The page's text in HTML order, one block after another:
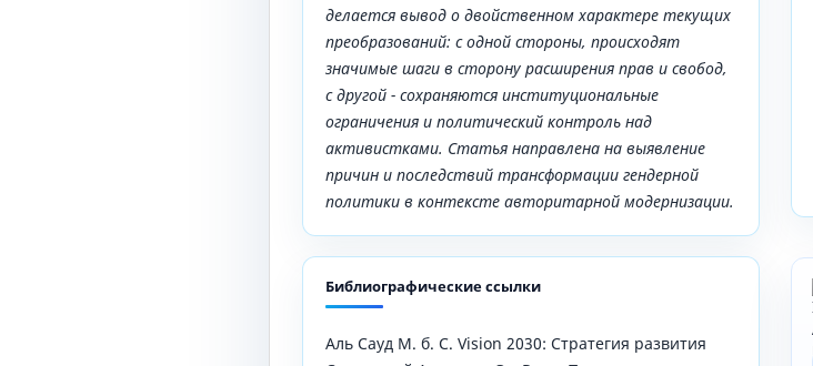
делается вывод о двойственном характере текущих
преобразований: с одной стороны, происходят
значимые шаги в сторону расширения прав и свобод,
с другой - сохраняются институциональные
ограничения и политический контроль над
активистками. Статья направлена на выявление
причин и последствий трансформации гендерной
политики в контексте авторитарной модернизации.
Библиографические ссылки
Аль Сауд М. б. С. Vision 2030: Стратегия развития